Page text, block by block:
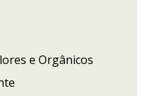
e Orgânicos